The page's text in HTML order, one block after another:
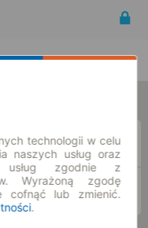
technologii w celu
naszych usług oraz
usług zgodnie z
Wyrażoną zgodę
cofnąć lub zmienić.
.